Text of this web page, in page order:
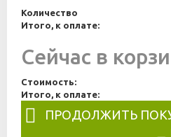
Количество
Итого, к оплате:
Сейчас в
Стоимость:
Итого, к оплате:
ПРОДОЛЖИТЬ